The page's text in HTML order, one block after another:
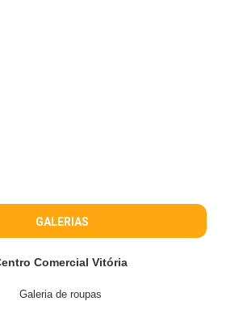
GALERIAS
Comercial Vitória
Galeria de roupas